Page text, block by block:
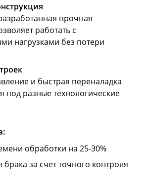
прочная
работать с
нагрузками без потери
и быстрая переналадка
под разные технологические
обработки на 25-30%
за счет точного контроля